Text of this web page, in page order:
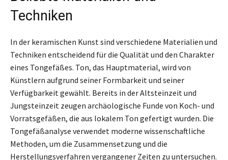
Techniken
In der keramischen Kunst sind verschiedene Materialien und
Techniken entscheidend für die Qualität und den Charakter
eines Tongefäßes. Ton, das Hauptmaterial, wird von
Künstlern aufgrund seiner Formbarkeit und seiner
Verfügbarkeit gewählt. Bereits in der Altsteinzeit und
Jungsteinzeit zeugen archäologische Funde von Koch- und
Vorratsgefäßen, die aus lokalem Ton gefertigt wurden. Die
Tongefäßanalyse verwendet moderne wissenschaftliche
Methoden, um die Zusammensetzung und die
Herstellungsverfahren vergangener Zeiten zu untersuchen.